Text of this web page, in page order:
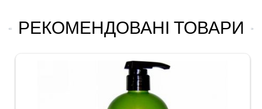
РЕКОМЕНДОВАНІ ТОВАРИ